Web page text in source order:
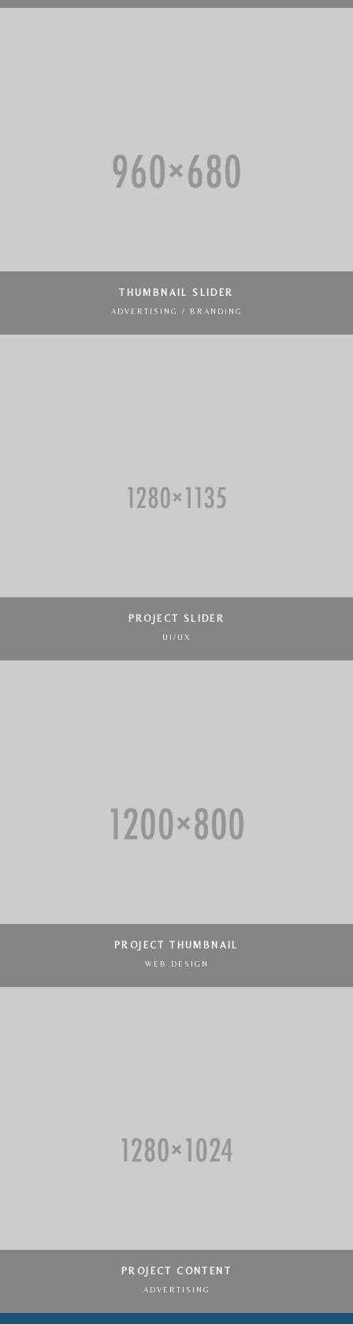
THUMBNAIL SLIDER
ADVERTISING / BRANDING
PROJECT SLIDER
UI/UX
PROJECT THUMBNAIL
WEB DESIGN
PROJECT CONTENT
ADVERTISING